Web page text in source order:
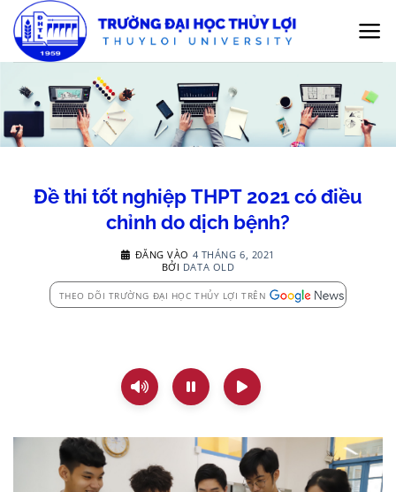
qua
nội
Đề thi tốt nghiệp THPT 2021 có điều
chỉnh do dịch bệnh?
ĐĂNG VÀO 4 THÁNG 6, 2021
BỞI DATA OLD
THEO DÕI TRƯỜNG ĐẠI HỌC THỦY LỢI TRÊN